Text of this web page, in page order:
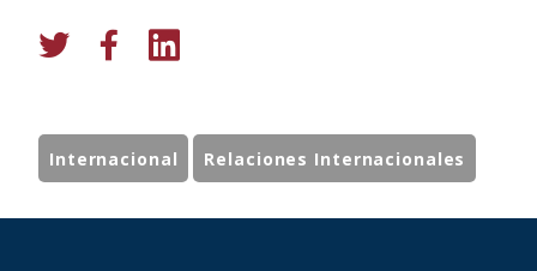
Internacional Relaciones Internacionales